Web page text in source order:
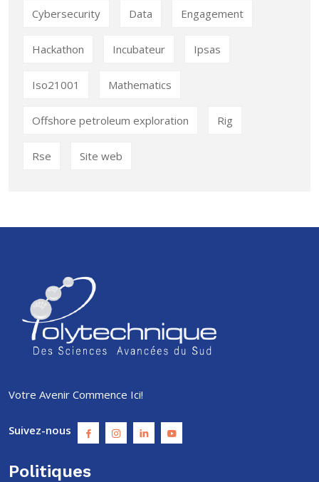
Cybersecurity Data Engagement
Hackathon Incubateur Ipsas
Iso21001 Mathematics
Offshore petroleum exploration Rig
Rse Site web
Votre Avenir Commence Ici!
Suivez-nous
Politiques